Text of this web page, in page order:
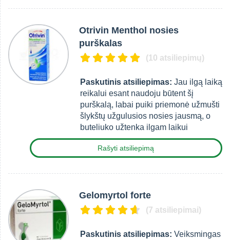
Otrivin Menthol nosies
purškalas
(10 atsiliepimų)
Paskutinis atsiliepimas: Jau ilgą laiką
reikalui esant naudoju būtent šį
purškalą, labai puiki priemonė užmušti
šlykštų užgulusios nosies jausmą, o
buteliuko užtenka ilgam laikui
Rašyti atsiliepimą
Gelomyrtol forte
(7 atsiliepimai)
Paskutinis atsiliepimas: Veiksmingas